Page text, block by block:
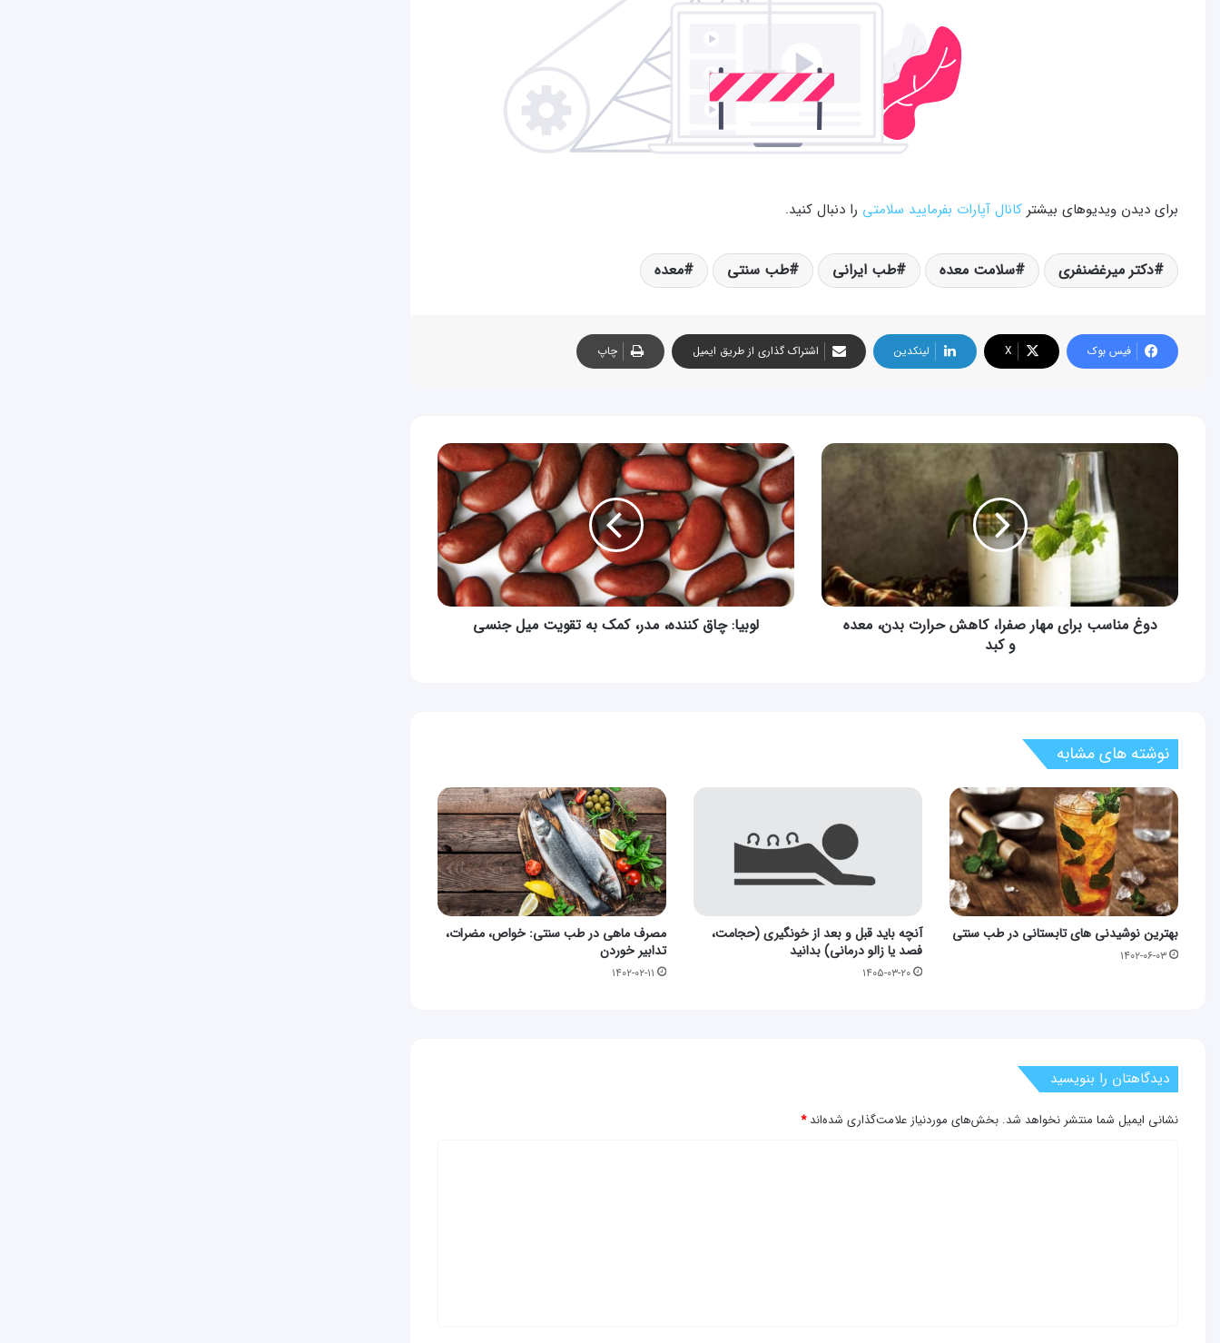
برای دیدن ویدیوهای بیشتر کانال آپارات بفرمایید سلامتی را دنبال کنید.
دکتر میرغضنفری سلامت معده طب ایرانی طب سنتی معده
فیس بوک X لینکدین اشتراک گذاری از طریق ایمیل چاپ
دوغ
معده
دوغ مناسب برای مهار صفرا، كاهش حرارت بدن، معده
و كبد
لوبیا:
چاق
کننده،
مدر،
کمک
به
تقویت
میل
جنسی
لوبیا: چاق کننده، مدر، کمک به تقویت میل جنسی
نوشته های مشابه
بهترین نوشیدنی های تابستانی در طب سنتی
۱۴۰۲-۰۶-۰۳
آنچه باید قبل و بعد از خونگیری (حجامت،
فصد یا زالو درمانی) بدانید
۱۴۰۵-۰۳-۲۰
مصرف ماهی در طب سنتی: خواص، مضرات،
تدابیر خوردن
۱۴۰۲-۰۲-۱۱
دیدگاهتان را بنویسید
نشانی ایمیل شما منتشر نخواهد شد. بخش‌های موردنیاز علامت‌گذاری شده‌اند*